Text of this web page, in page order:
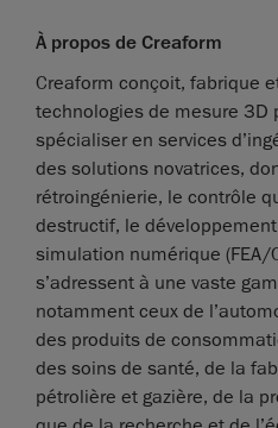
À propos de Creaform
Creaform conçoit, fabrique
technologies de mesure 3D
spécialiser en services
des solutions novatrices,
rétroingénierie, le contrôle
destructif, le
simulation numérique (FEA/
s’adressent à une vaste
notamment ceux de
des produits de
des soins de santé, de la
pétrolière et gazière, de la